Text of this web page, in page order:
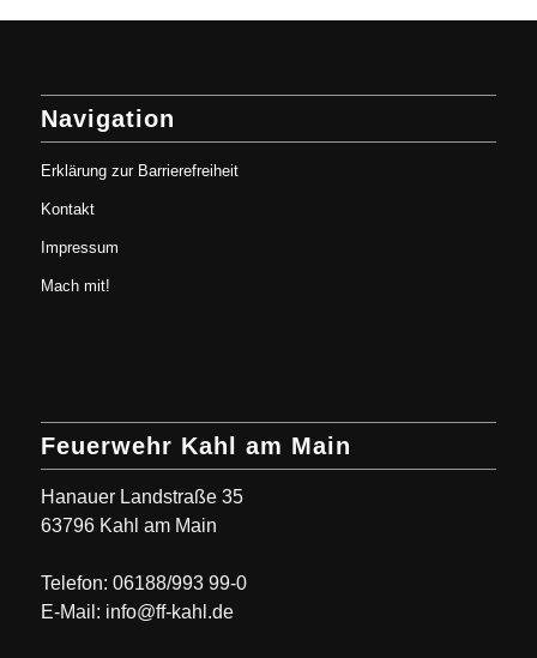
Navigation
Erklärung zur Barrierefreiheit
Kontakt
Impressum
Mach mit!
Feuerwehr Kahl am Main
Hanauer Landstraße 35
63796 Kahl am Main
Telefon: 06188/993 99-0
E-Mail: info@ff-kahl.de